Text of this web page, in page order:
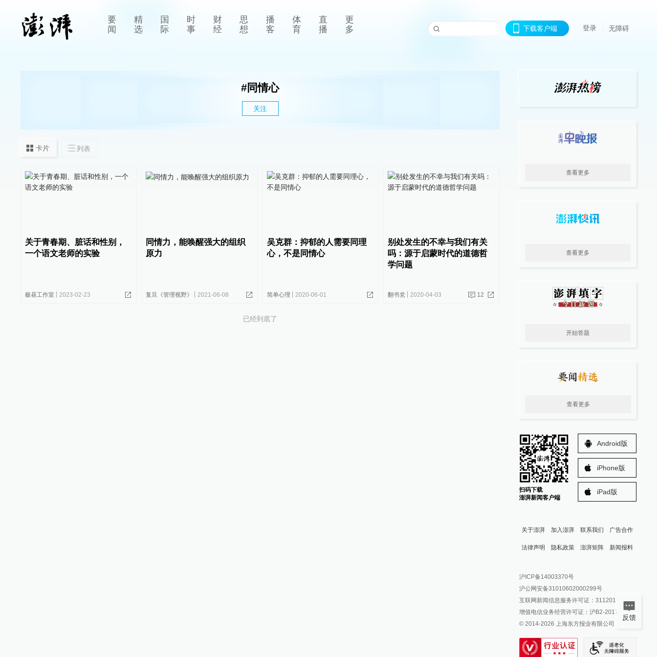
要
闻
精
选
国
际
时
事
财
经
思
想
播
客
体
育
直
播
更
多
下载客户端 登录 无障碍
#同情心
关注
卡片 列表
关于青春期、脏话和性别，
一个语文老师的实验
极昼工作室 2023-02-23
同情力，能唤醒强大的组织
原力
复旦《管理视野》 2021-06-08
吴克群：抑郁的人需要同理
心，不是同情心
简单心理 2020-06-01
别处发生的不幸与我们有关
吗：源于启蒙时代的道德哲
学问题
翻书党 2020-04-03 12
已经到底了
查看更多
查看更多
开始答题
查看更多
扫码下载
澎湃新闻客户端
Android版
iPhone版
iPad版
关于澎湃 加入澎湃 联系我们 广告合作
法律声明 隐私政策 澎湃矩阵
澎湃新闻公众号
澎湃新闻抖音号
派生万物开放平台
IP SHANGHAI
SIXTH TONE
新闻报料
报料邮箱: news@thepaper.cn
沪ICP备14003370号
沪公网安备31010602000299号
互联网新闻信息服务许可证：31120170006
增值电信业务经营许可证：沪B2-2017116
© 2014-2026 上海东方报业有限公司
反馈